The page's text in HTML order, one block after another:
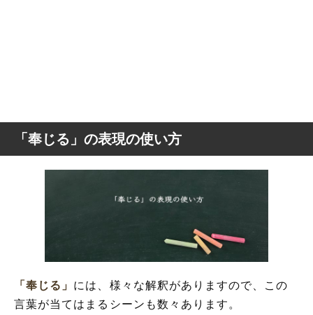
「奉じる」の表現の使い方
「奉じる」 には、様々な解釈がありますので、この
言葉が当てはまるシーンも数々あります。